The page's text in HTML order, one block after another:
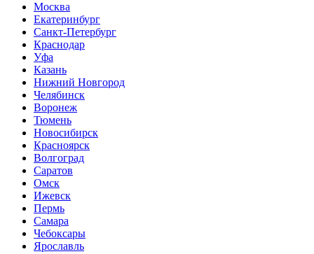
Москва
Екатеринбург
Санкт-Петербург
Краснодар
Уфа
Казань
Нижний Новгород
Челябинск
Воронеж
Тюмень
Новосибирск
Красноярск
Волгоград
Саратов
Омск
Ижевск
Пермь
Самара
Чебоксары
Ярославль